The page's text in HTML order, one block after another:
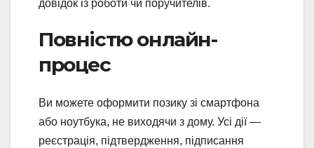
довідок із роботи чи поручителів.
Повністю онлайн-
процес
Ви можете оформити позику зі смартфона
або ноутбука, не виходячи з дому. Усі дії —
реєстрація, підтвердження, підписання